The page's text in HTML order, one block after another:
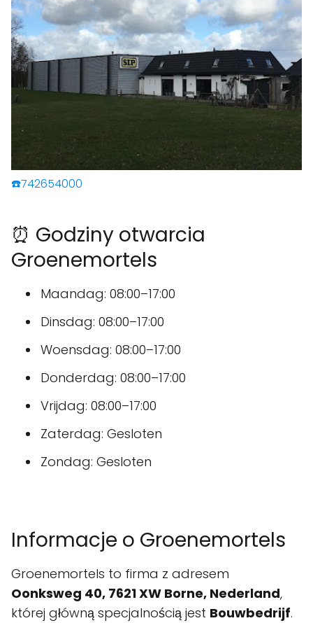
☎️742654000
⏰ Godziny otwarcia
Groenemortels
Maandag: 08:00–17:00
Dinsdag: 08:00–17:00
Woensdag: 08:00–17:00
Donderdag: 08:00–17:00
Vrijdag: 08:00–17:00
Zaterdag: Gesloten
Zondag: Gesloten
Informacje o Groenemortels
Groenemortels to firma z adresem
Oonksweg 40, 7621 XW Borne, Nederland,
której główną specjalnością jest Bouwbedrijf.